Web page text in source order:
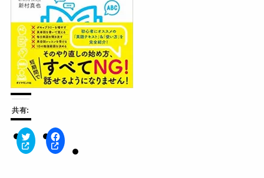
共有:
ク
リ
F
a